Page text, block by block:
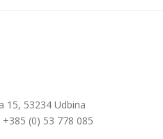
15, 53234 Udbina
(0) 53 778 085